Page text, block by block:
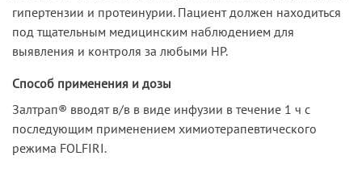
гипертензии и протеинурии. Пациент должен находиться
под тщательным медицинским наблюдением для
выявления и контроля за любыми HP.
Способ применения и дозы
Залтрап® вводят в/в в виде инфузии в течение 1 ч с
последующим применением химиотерапевтического
режима FOLFIRI.